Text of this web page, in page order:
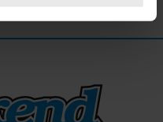
social media te bieden
Ook delen we
site met onze